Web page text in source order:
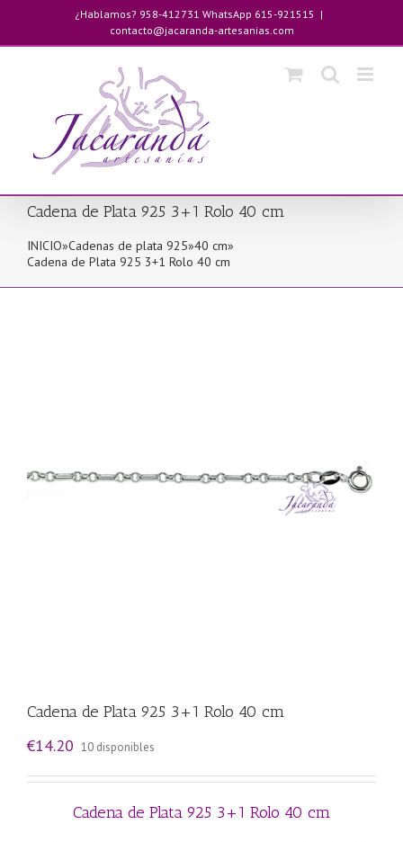
contenido
¿Hablamos? 958-412731 WhatsApp 615-921515 |
contacto@jacaranda-artesanias.com
Cadena de Plata 925 3+1 Rolo 40 cm
INICIO»Cadenas de plata 925»40 cm»
Cadena de Plata 925 3+1 Rolo 40 cm
Cadena de Plata 925 3+1 Rolo 40 cm
€14.20 10 disponibles
Cadena de Plata 925 3+1 Rolo 40 cm